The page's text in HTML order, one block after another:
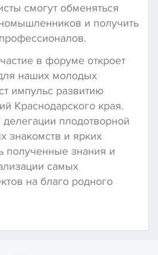
смогут обменяться
и получить
в форуме откроет
наших молодых
импульс развитию
Краснодарского края.
плодотворной
знакомств и ярких
полученные знания и
самых
на благо родного